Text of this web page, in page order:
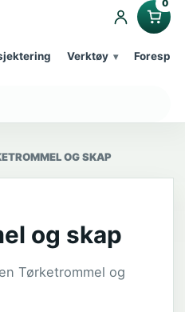
Verktøy
0
OG SKAP
og skap
Tørketrommel og